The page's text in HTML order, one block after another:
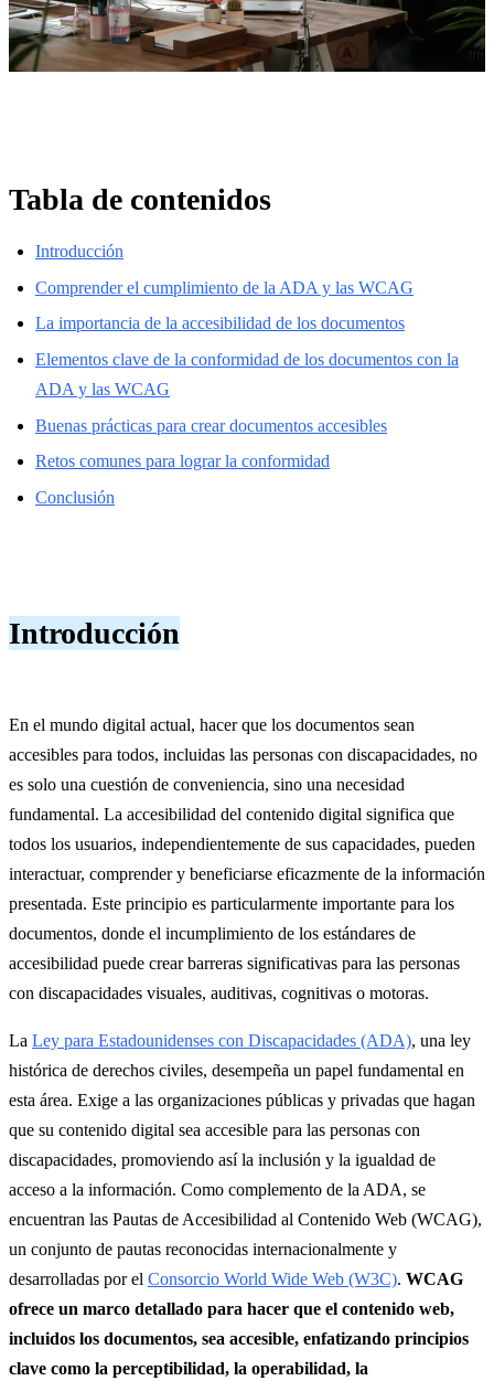
Tabla de contenidos
Introducción
Comprender el cumplimiento de la ADA y las WCAG
La importancia de la accesibilidad de los documentos
Elementos clave de la conformidad de los documentos con la
ADA y las WCAG
Buenas prácticas para crear documentos accesibles
Retos comunes para lograr la conformidad
Conclusión
Introducción
En el mundo digital actual, hacer que los documentos sean
accesibles para todos, incluidas las personas con discapacidades, no
es solo una cuestión de conveniencia, sino una necesidad
fundamental. La accesibilidad del contenido digital significa que
todos los usuarios, independientemente de sus capacidades, pueden
interactuar, comprender y beneficiarse eficazmente de la información
presentada. Este principio es particularmente importante para los
documentos, donde el incumplimiento de los estándares de
accesibilidad puede crear barreras significativas para las personas
con discapacidades visuales, auditivas, cognitivas o motoras.
La Ley para Estadounidenses con Discapacidades (ADA), una ley
histórica de derechos civiles, desempeña un papel fundamental en
esta área. Exige a las organizaciones públicas y privadas que hagan
que su contenido digital sea accesible para las personas con
discapacidades, promoviendo así la inclusión y la igualdad de
acceso a la información. Como complemento de la ADA, se
encuentran las Pautas de Accesibilidad al Contenido Web (WCAG),
un conjunto de pautas reconocidas internacionalmente y
desarrolladas por el Consorcio World Wide Web (W3C). WCAG
ofrece un marco detallado para hacer que el contenido web,
incluidos los documentos, sea accesible, enfatizando principios
clave como la perceptibilidad, la operabilidad, la